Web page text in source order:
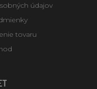
údajov
tovaru